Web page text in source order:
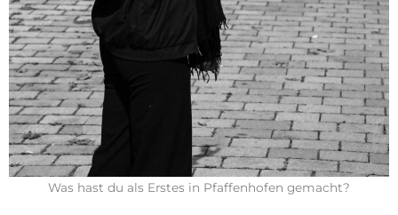
Was hast du als Erstes in Pfaffenhofen gemacht?